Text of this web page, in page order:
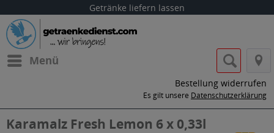
Getränke liefern lassen
Menü
Bestellung widerrufen
Es gilt unsere Datenschutzerklärung
Karamalz Fresh Lemon 6 x 0,33l